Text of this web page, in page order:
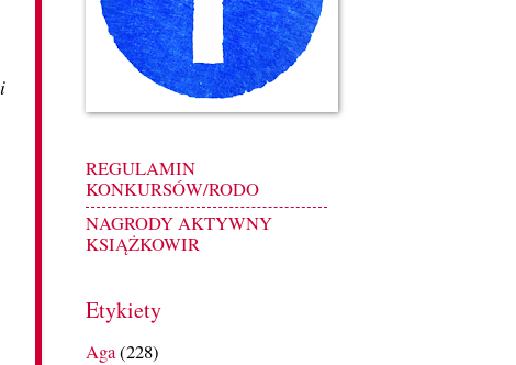
REGULAMIN
KONKURSÓW/RODO
NAGRODY AKTYWNY
KSIĄŻKOWIR
Etykiety
Aga(228)